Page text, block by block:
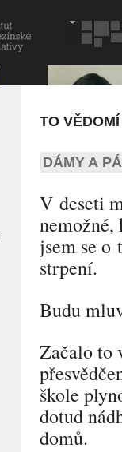
TO
DÁMY A
V deseti
jsem se o
strpení.
Budu
Začalo to
škole
dotud
domů.